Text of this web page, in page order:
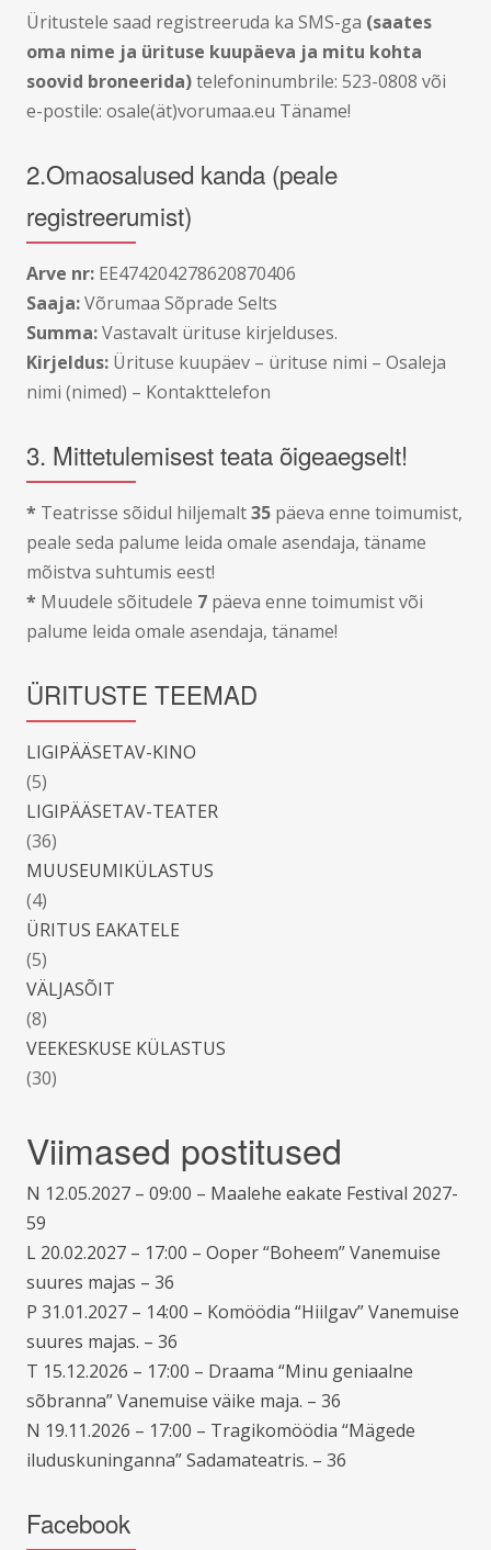
Üritustele saad registreeruda ka SMS-ga (saates
oma nime ja ürituse kuupäeva ja mitu kohta
soovid broneerida)telefoninumbrile: 523-0808 või
e-postile: osale(ät)vorumaa.eu Täname!
2.Omaosalused kanda (peale
registreerumist)
Arve nr: EE474204278620870406
Saaja:Võrumaa Sõprade Selts
Summa:Vastavalt ürituse kirjelduses.
Kirjeldus: Ürituse kuupäev – ürituse nimi – Osaleja
nimi (nimed) – Kontakttelefon
3. Mittetulemisest teata õigeaegselt!
* Teatrisse sõidul hiljemalt35 päeva enne toimumist,
peale seda palume leida omale asendaja, täname
mõistva suhtumis eest!
* Muudele sõitudele 7 päeva enne toimumist või
palume leida omale asendaja, täname!
ÜRITUSTE TEEMAD
LIGIPÄÄSETAV-KINO
(5)
LIGIPÄÄSETAV-TEATER
(36)
MUUSEUMIKÜLASTUS
(4)
ÜRITUS EAKATELE
(5)
VÄLJASÕIT
(8)
VEEKESKUSE KÜLASTUS
(30)
Viimased postitused
N 12.05.2027 – 09:00 – Maalehe eakate Festival 2027-
59
L 20.02.2027 – 17:00 – Ooper “Boheem” Vanemuise
suures majas – 36
P 31.01.2027 – 14:00 – Komöödia “Hiilgav” Vanemuise
suures majas. – 36
T 15.12.2026 – 17:00 – Draama “Minu geniaalne
sõbranna” Vanemuise väike maja. – 36
N 19.11.2026 – 17:00 – Tragikomöödia “Mägede
iluduskuninganna” Sadamateatris. – 36
Facebook